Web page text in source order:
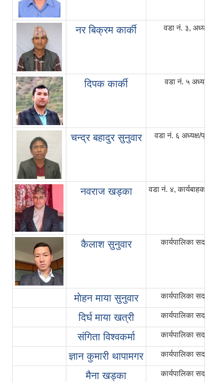
नर बिक्रम कार्की वडा नं. ३, अध्यक्ष
दिपक कार्की वडा नं. ५ अध्यक्ष
चन्द्र बहादुर सुनुवार वडा नं. ६ अध्यक्ष/
नवराज खड्का वडा नं. ४, कार्यबाहक
कैलाश सुनुवार कार्यपालिका सदस्य
माेहन माया सुनुवार कार्यपालिका सदस्य
दिर्घ माया खत्री कार्यपालिका सदस्य
संगिता विश्वकर्मा कार्यपालिका सदस्य
ज्ञान कुमारी थापामगर कार्यपालिका सदस्य
मैना खड्का कार्यपालिका सदस्य